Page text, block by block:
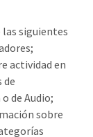
las siguientes
actividad en
de
de Audio;
sobre